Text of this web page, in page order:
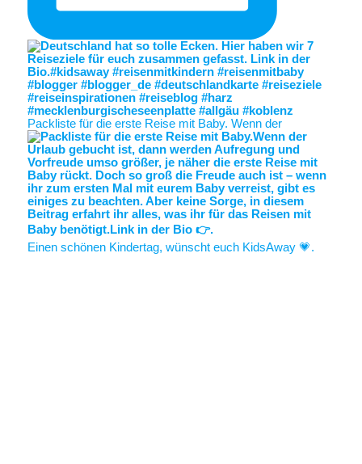
Packliste für die erste Reise mit Baby. Wenn der
Einen schönen Kindertag, wünscht euch KidsAway 💗.